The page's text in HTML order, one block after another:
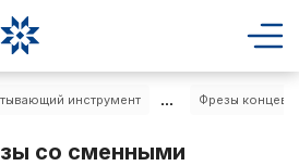
инструмент ... Фрезы
со сменными